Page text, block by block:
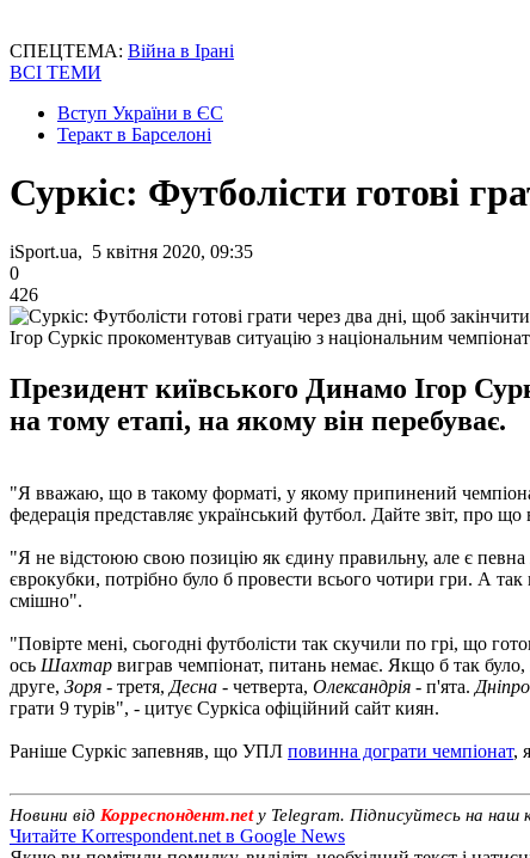
СПЕЦТЕМА: Війна в Ірані
ВСІ ТЕМИ
Вступ України в ЄС
Теракт в Барселоні
Суркіс: Футболісти готові
iSport.ua, 5 квітня 2020, 09:35
0
426
Ігор Суркіс прокоментував ситуацію з національним
Президент київського Динамо Ігор
на тому етапі, на якому він перебуває.
"Я вважаю, що в такому форматі, у якому припинений
федерація представляє український футбол. Дайте звіт, про
"Я не відстоюю свою позицію як єдину правильну, але є певна
єврокубки, потрібно було б провести всього чотири гри. А
смішно".
"Повірте мені, сьогодні футболісти так скучили по грі, що
ось Шахтар виграв чемпіонат, питань немає. Якщо б так
друге, Зоря - третя, Десна - четверта, Олександрія - п'ята. Дніпро
грати 9 турів", - цитує Суркіса офіційний сайт киян.
Раніше Суркіс запевняв, що УПЛ повинна дограти чемпіонат,
Новини від Корреспондент.net у Telegram. Підписуйтесь на наш
Читайте Korrespondent.net в Google News